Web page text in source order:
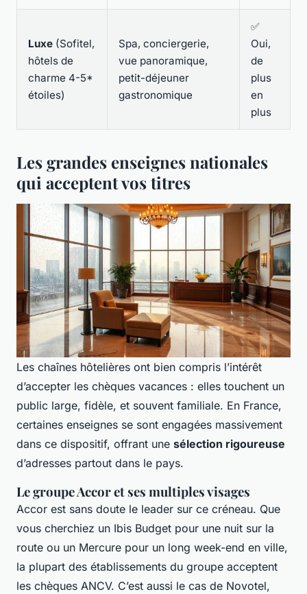
Luxe (Sofitel,
hôtels de
charme 4-5*
étoiles)
Spa, conciergerie,
vue panoramique,
petit-déjeuner
gastronomique
✅
Oui,
de
plus
en
plus
Les grandes enseignes nationales
qui acceptent vos titres
Les chaînes hôtelières ont bien compris l’intérêt
d’accepter les chèques vacances : elles touchent un
public large, fidèle, et souvent familiale. En France,
certaines enseignes se sont engagées massivement
dans ce dispositif, offrant une sélection rigoureuse
d’adresses partout dans le pays.
Le groupe Accor et ses multiples visages
Accor est sans doute le leader sur ce créneau. Que
vous cherchiez un Ibis Budget pour une nuit sur la
route ou un Mercure pour un long week-end en ville,
la plupart des établissements du groupe acceptent
les chèques ANCV. C’est aussi le cas de Novotel,